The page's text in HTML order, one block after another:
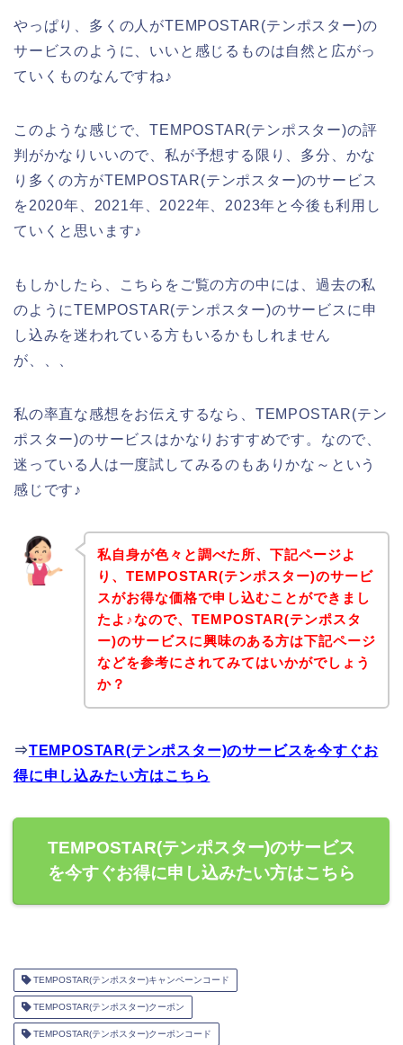
やっぱり、多くの人がTEMPOSTAR(テンポスター)の
サービスのように、いいと感じるものは自然と広がっ
ていくものなんですね♪
このような感じで、TEMPOSTAR(テンポスター)の評
判がかなりいいので、私が予想する限り、多分、かな
り多くの方がTEMPOSTAR(テンポスター)のサービス
を2020年、2021年、2022年、2023年と今後も利用し
ていくと思います♪
もしかしたら、こちらをご覧の方の中には、過去の私
のようにTEMPOSTAR(テンポスター)のサービスに申
し込みを迷われている方もいるかもしれません
が、、、
私の率直な感想をお伝えするなら、TEMPOSTAR(テン
ポスター)のサービスはかなりおすすめです。なので、
迷っている人は一度試してみるのもありかな～という
感じです♪
私自身が色々と調べた所、下記ページよ
り、TEMPOSTAR(テンポスター)のサービ
スがお得な価格で申し込むことができまし
たよ♪なので、TEMPOSTAR(テンポスタ
ー)のサービスに興味のある方は下記ページ
などを参考にされてみてはいかがでしょう
か？
⇒TEMPOSTAR(テンポスター)のサービスを今すぐお
得に申し込みたい方はこちら
TEMPOSTAR(テンポスター)のサービス
を今すぐお得に申し込みたい方はこちら
TEMPOSTAR(テンポスター)キャンペーンコード
TEMPOSTAR(テンポスター)クーポン
TEMPOSTAR(テンポスター)クーポンコード